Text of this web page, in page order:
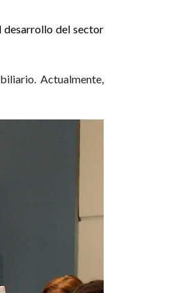
desarrollo del sector
Actualmente,